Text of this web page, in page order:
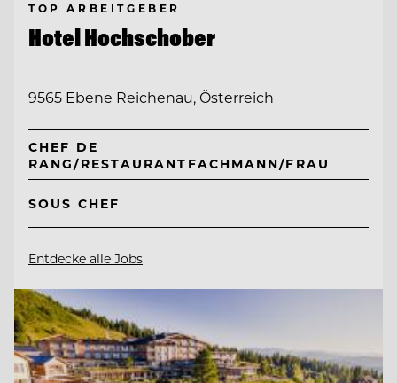
TOP ARBEITGEBER
Hotel Hochschober
9565 Ebene Reichenau, Österreich
CHEF DE
RANG/RESTAURANTFACHMANN/FRAU
SOUS CHEF
Entdecke alle Jobs